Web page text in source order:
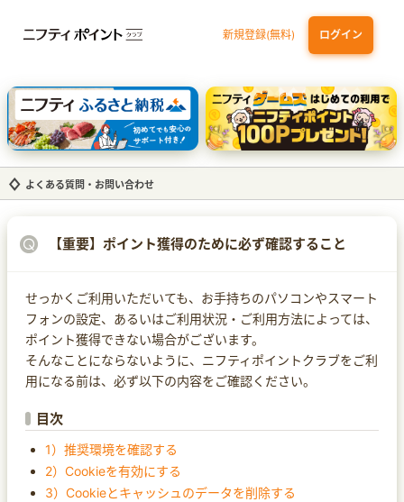
新規登録(無料) ログイン
dカード GOLD 三井住友カード ゴールド（NL）（家族カード発行）
【実質初月無料】DMM | Disney+(ディズニープラス) セットプラン
SBI証券 確定拠出年金（iDeCo）
よくある質問・お問い合わせ
【重要】ポイント獲得のために必ず確認すること
せっかくご利用いただいても、お手持ちのパソコンやスマート
フォンの設定、あるいはご利用状況・ご利用方法によっては、
ポイント獲得できない場合がございます。
そんなことにならないように、ニフティポイントクラブをご利
用になる前は、必ず以下の内容をご確認ください。
目次
1）推奨環境を確認する
2）Cookieを有効にする
3）Cookieとキャッシュのデータを削除する